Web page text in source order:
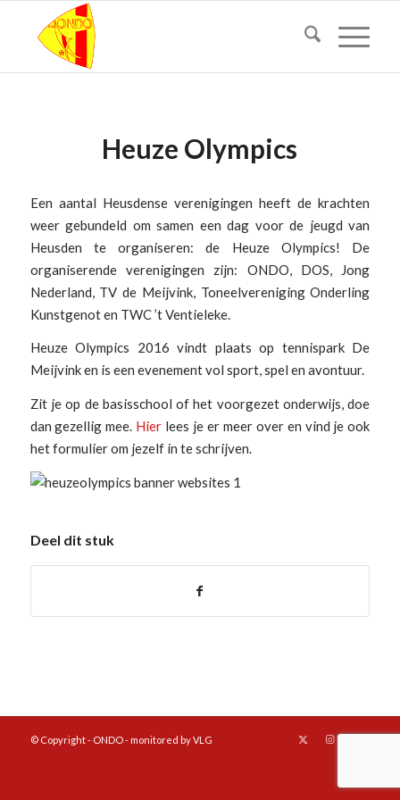
Heuze Olympics
Een aantal Heusdense verenigingen heeft de krachten
weer gebundeld om samen een dag voor de jeugd van
Heusden te organiseren: de Heuze Olympics! De
organiserende verenigingen zijn: ONDO, DOS, Jong
Nederland, TV de Meijvink, Toneelvereniging Onderling
Kunstgenot en TWC ’t Ventieleke.
Heuze Olympics 2016 vindt plaats op tennispark De
Meijvink en is een evenement vol sport, spel en avontuur.
Zit je op de basisschool of het voorgezet onderwijs, doe
dan gezellig mee. Hier lees je er meer over en vind je ook
het formulier om jezelf in te schrijven.
Deel dit stuk
© Copyright - ONDO - monitored by VLG